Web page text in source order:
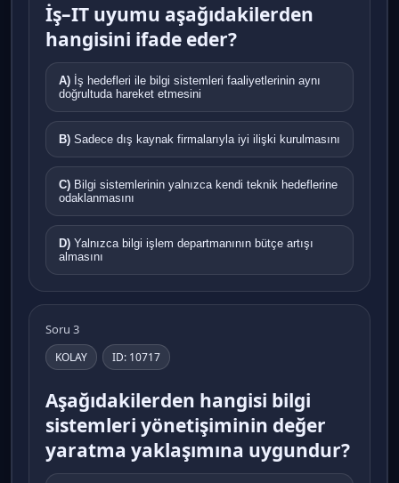
İş–IT uyumu aşağıdakilerden
hangisini ifade eder?
A)
doğrultuda hareket etmesini
B) Sadece dış kaynak firmalarıyla iyi ilişki kurulmasını
C)
odaklanmasını
D)
almasını
Soru 3
KOLAY ID: 10717
Aşağıdakilerden hangisi bilgi
sistemleri yönetişiminin değer
yaratma yaklaşımına uygundur?